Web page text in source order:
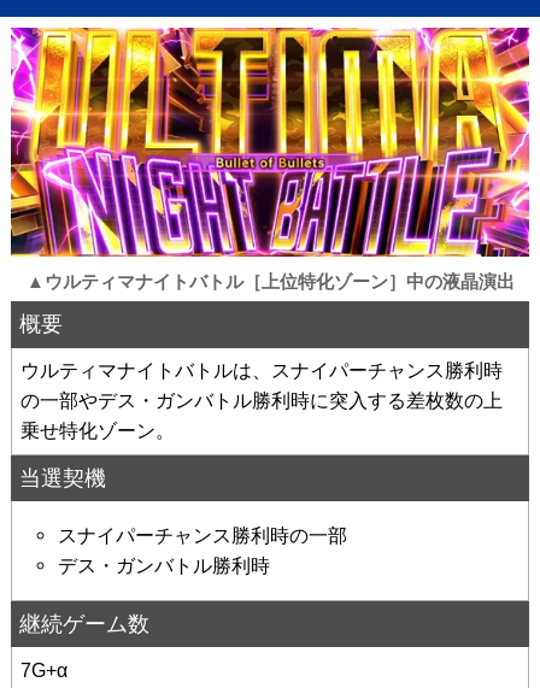
▲ウルティマナイトバトル［上位特化ゾーン］中の液晶演出
概要
ウルティマナイトバトルは、スナイパーチャンス勝利時
の一部やデス・ガンバトル勝利時に突入する差枚数の上
乗せ特化ゾーン。
当選契機
スナイパーチャンス勝利時の一部
デス・ガンバトル勝利時
継続ゲーム数
7G+α